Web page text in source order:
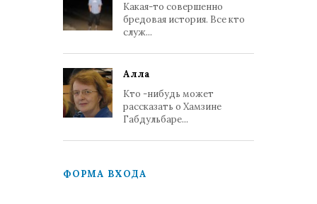
Какая-то совершенно
бредовая история. Все кто
служ...
Алла
Кто -нибудь может
рассказать о Хамзине
Габдульбаре...
ФОРМА ВХОДА